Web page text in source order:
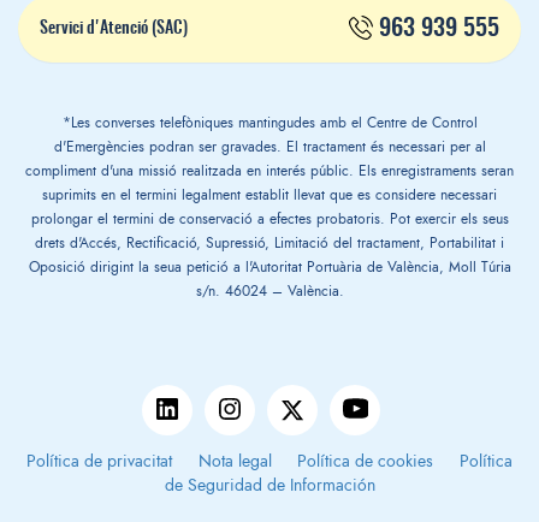
Servici d'Atenció (SAC) 963 939 555
*Les converses telefòniques mantingudes amb el Centre de Control
d'Emergències podran ser gravades. El tractament és necessari per al
compliment d'una missió realitzada en interés públic. Els enregistraments seran
suprimits en el termini legalment establit llevat que es considere necessari
prolongar el termini de conservació a efectes probatoris. Pot exercir els seus
drets d'Accés, Rectificació, Supressió, Limitació del tractament, Portabilitat i
Oposició dirigint la seua petició a l'Autoritat Portuària de València, Moll Túria
s/n. 46024 – València.
Política de privacitat Nota legal Política de cookies
Política
de Seguridad de Información